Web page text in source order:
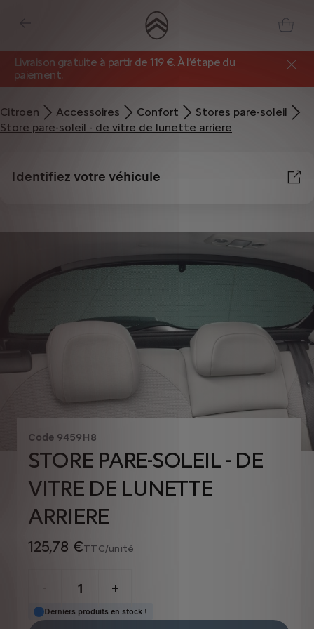
Livraison gratuite à partir de 119 €. À l’étape du
paiement.
Citroen Accessoires Confort
Stores pare-soleil
Store pare-soleil - de vitre de lunette arriere
Identifiez votre véhicule
Code 9459H8
STORE PARE-SOLEIL - DE
VITRE DE LUNETTE
ARRIERE
125,78 €TTC/unité
+
Q
Derniers produits en stock !